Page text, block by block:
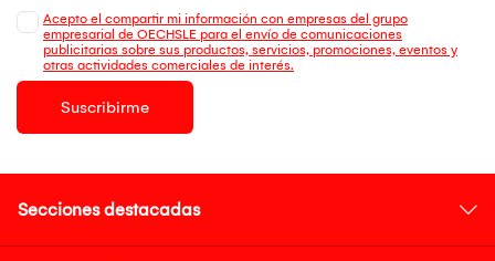
Acepto el compartir mi información con empresas del grupo
empresarial de OECHSLE para el envío de comunicaciones
publicitarias sobre sus productos, servicios, promociones, eventos y
otras actividades comerciales de interés.
Suscribirme
Secciones destacadas